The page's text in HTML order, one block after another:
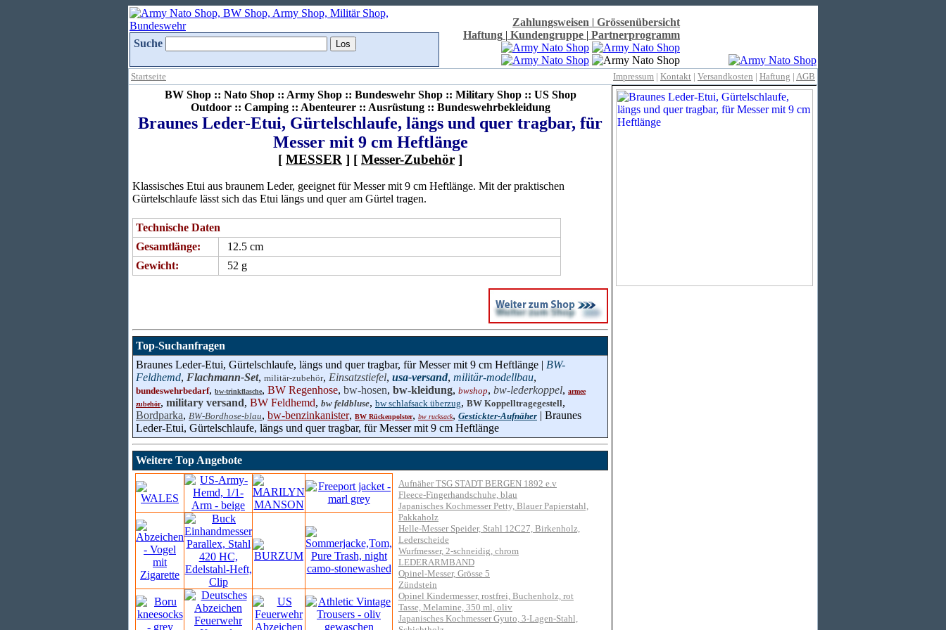
Suche
Zahlungsweisen | Grössenübersicht
Haftung | Kundengruppe | Partnerprogramm
Startseite Impressum | Kontakt | Versandkosten | Haftung | AGB
BW Shop :: Nato Shop :: Army Shop :: Bundeswehr Shop :: Military Shop :: US Shop
Outdoor :: Camping :: Abenteurer :: Ausrüstung :: Bundeswehrbekleidung
Braunes Leder-Etui, Gürtelschlaufe, längs und quer tragbar, für
Messer mit 9 cm Heftlänge
[ MESSER ] [ Messer-Zubehör ]
Klassisches Etui aus braunem Leder, geeignet für Messer mit 9 cm Heftlänge. Mit der praktischen
Gürtelschlaufe lässt sich das Etui längs und quer am Gürtel tragen.
Technische Daten
Gesamtlänge:
12.5 cm
Gewicht:
52 g
Top-Suchanfragen
Braunes Leder-Etui, Gürtelschlaufe, längs und quer tragbar, für Messer mit 9 cm Heftlänge | BW-
Feldhemd, Flachmann-Set, militär-zubehör, Einsatzstiefel, usa-versand, militär-modellbau,
bundeswehrbedarf, bw-trinkflasche, BW Regenhose, bw-hosen, bw-kleidung, bwshop, bw-lederkoppel, armee
zubehör, military versand, BW Feldhemd, bw feldbluse, bw schlafsack überzug, BW Koppelltragegestell,
Bordparka, BW-Bordhose-blau, bw-benzinkanister, BW Rückenpolster, bw rucksack, Gestickter-Aufnäher | Braunes
Leder-Etui, Gürtelschlaufe, längs und quer tragbar, für Messer mit 9 cm Heftlänge
Weitere Top Angebote
Aufnäher TSG STADT BERGEN 1892 e.v
Fleece-Fingerhandschuhe, blau
Japanisches Kochmesser Petty, Blauer Papierstahl,
Pakkaholz
Helle-Messer Speider, Stahl 12C27, Birkenholz,
Lederscheide
Wurfmesser, 2-schneidig, chrom
LEDERARMBAND
Opinel-Messer, Grösse 5
Zündstein
Opinel Kindermesser, rostfrei, Buchenholz, rot
Tasse, Melamine, 350 ml, oliv
Japanisches Kochmesser Gyuto, 3-Lagen-Stahl,